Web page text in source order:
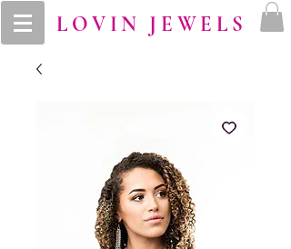
LOVIN JEWELS